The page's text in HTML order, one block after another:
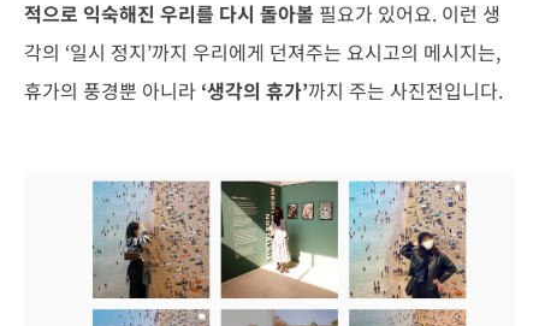
적으로 익숙해진 우리를 다시 돌아볼 필요가 있어요. 이런 생
각의 ‘일시 정지’까지 우리에게 던져주는 요시고의 메시지는,
휴가의 풍경뿐 아니라 ‘생각의 휴가’까지 주는 사진전입니다.